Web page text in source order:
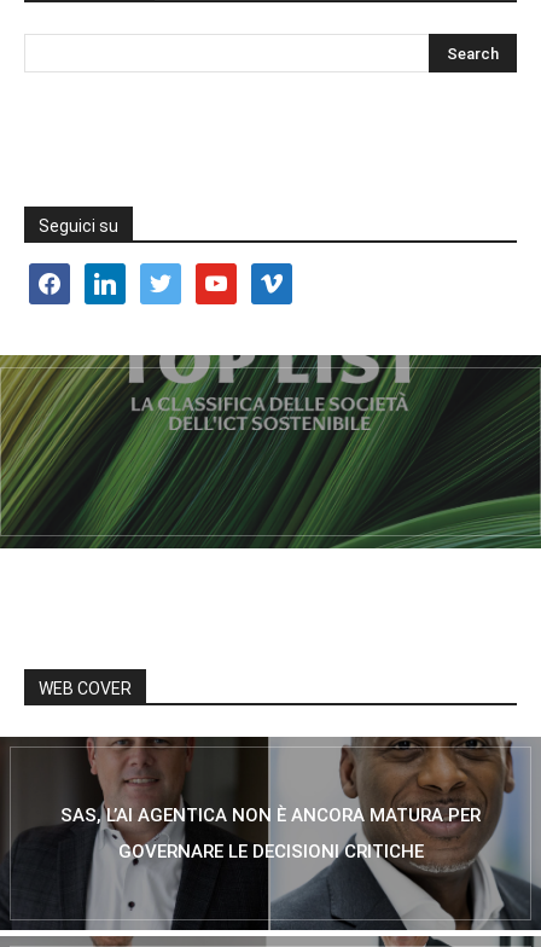
Seguici su
facebooklinkedin twitter youtube vimeo
WEB COVER
SAS, L’AI AGENTICA NON È ANCORA MATURA PER
GOVERNARE LE DECISIONI CRITICHE